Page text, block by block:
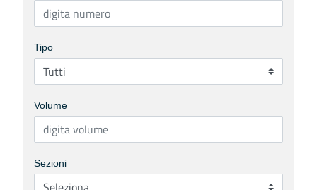
Tipo
Volume
Sezioni